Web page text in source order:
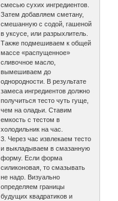
смесью сухих ингредиентов.
Затем добавляем сметану,
смешанную с содой, гашеной
в уксусе, или разрыхлитель.
Также подмешиваем к общей
массе «распущенное»
сливочное масло,
вымешиваем до
однородности. В результате
замеса ингредиентов должно
получиться тесто чуть гуще,
чем на оладьи. Ставим
емкость с тестом в
холодильник на час.
3. Через час извлекаем тесто
и выкладываем в смазанную
форму. Если форма
силиконовая, то смазывать
не надо. Визуально
определяем границы
будущих квадратиков и